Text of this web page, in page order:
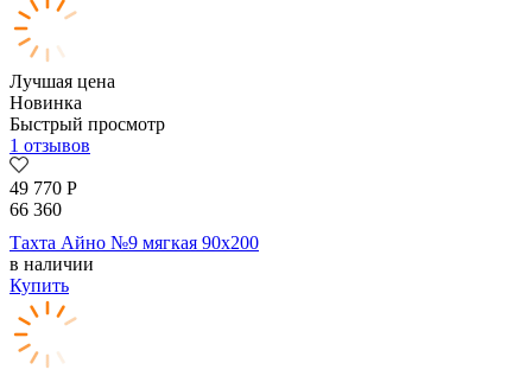
Лучшая цена
Новинка
Быстрый просмотр
1 отзывов
49 770 Р
66 360
Тахта Айно №9 мягкая 90х200
в наличии
Купить